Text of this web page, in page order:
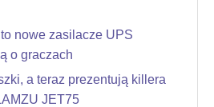
nowe zasilacze UPS
o graczach
a teraz prezentują killera
JET75